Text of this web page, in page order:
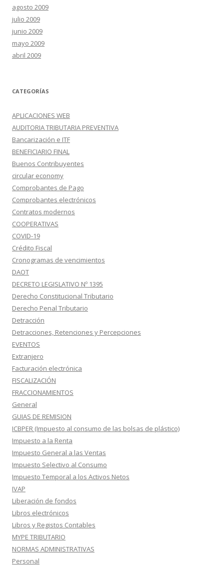
agosto 2009
julio 2009
junio 2009
mayo 2009
abril 2009
CATEGORÍAS
APLICACIONES WEB
AUDITORIA TRIBUTARIA PREVENTIVA
Bancarización e ITF
BENEFICIARIO FINAL
Buenos Contribuyentes
circular economy
Comprobantes de Pago
Comprobantes electrónicos
Contratos modernos
COOPERATIVAS
COVID-19
Crédito Fiscal
Cronogramas de vencimientos
DAOT
DECRETO LEGISLATIVO Nº 1395
Derecho Constitucional Tributario
Derecho Penal Tributario
Detracción
Detracciones, Retenciones y Percepciones
EVENTOS
Extranjero
Facturación electrónica
FISCALIZACIÓN
FRACCIONAMIENTOS
General
GUIAS DE REMISION
ICBPER (Impuesto al consumo de las bolsas de plástico)
Impuesto a la Renta
Impuesto General a las Ventas
Impuesto Selectivo al Consumo
Impuesto Temporal a los Activos Netos
IVAP
Liberación de fondos
Libros electrónicos
Libros y Registos Contables
MYPE TRIBUTARIO
NORMAS ADMINISTRATIVAS
Personal